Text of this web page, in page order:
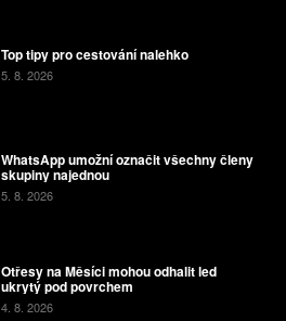
Top tipy pro cestování nalehko
5. 8. 2026
WhatsApp umožní označit všechny členy
skupiny najednou
5. 8. 2026
Otřesy na Měsíci mohou odhalit led
ukrytý pod povrchem
4. 8. 2026